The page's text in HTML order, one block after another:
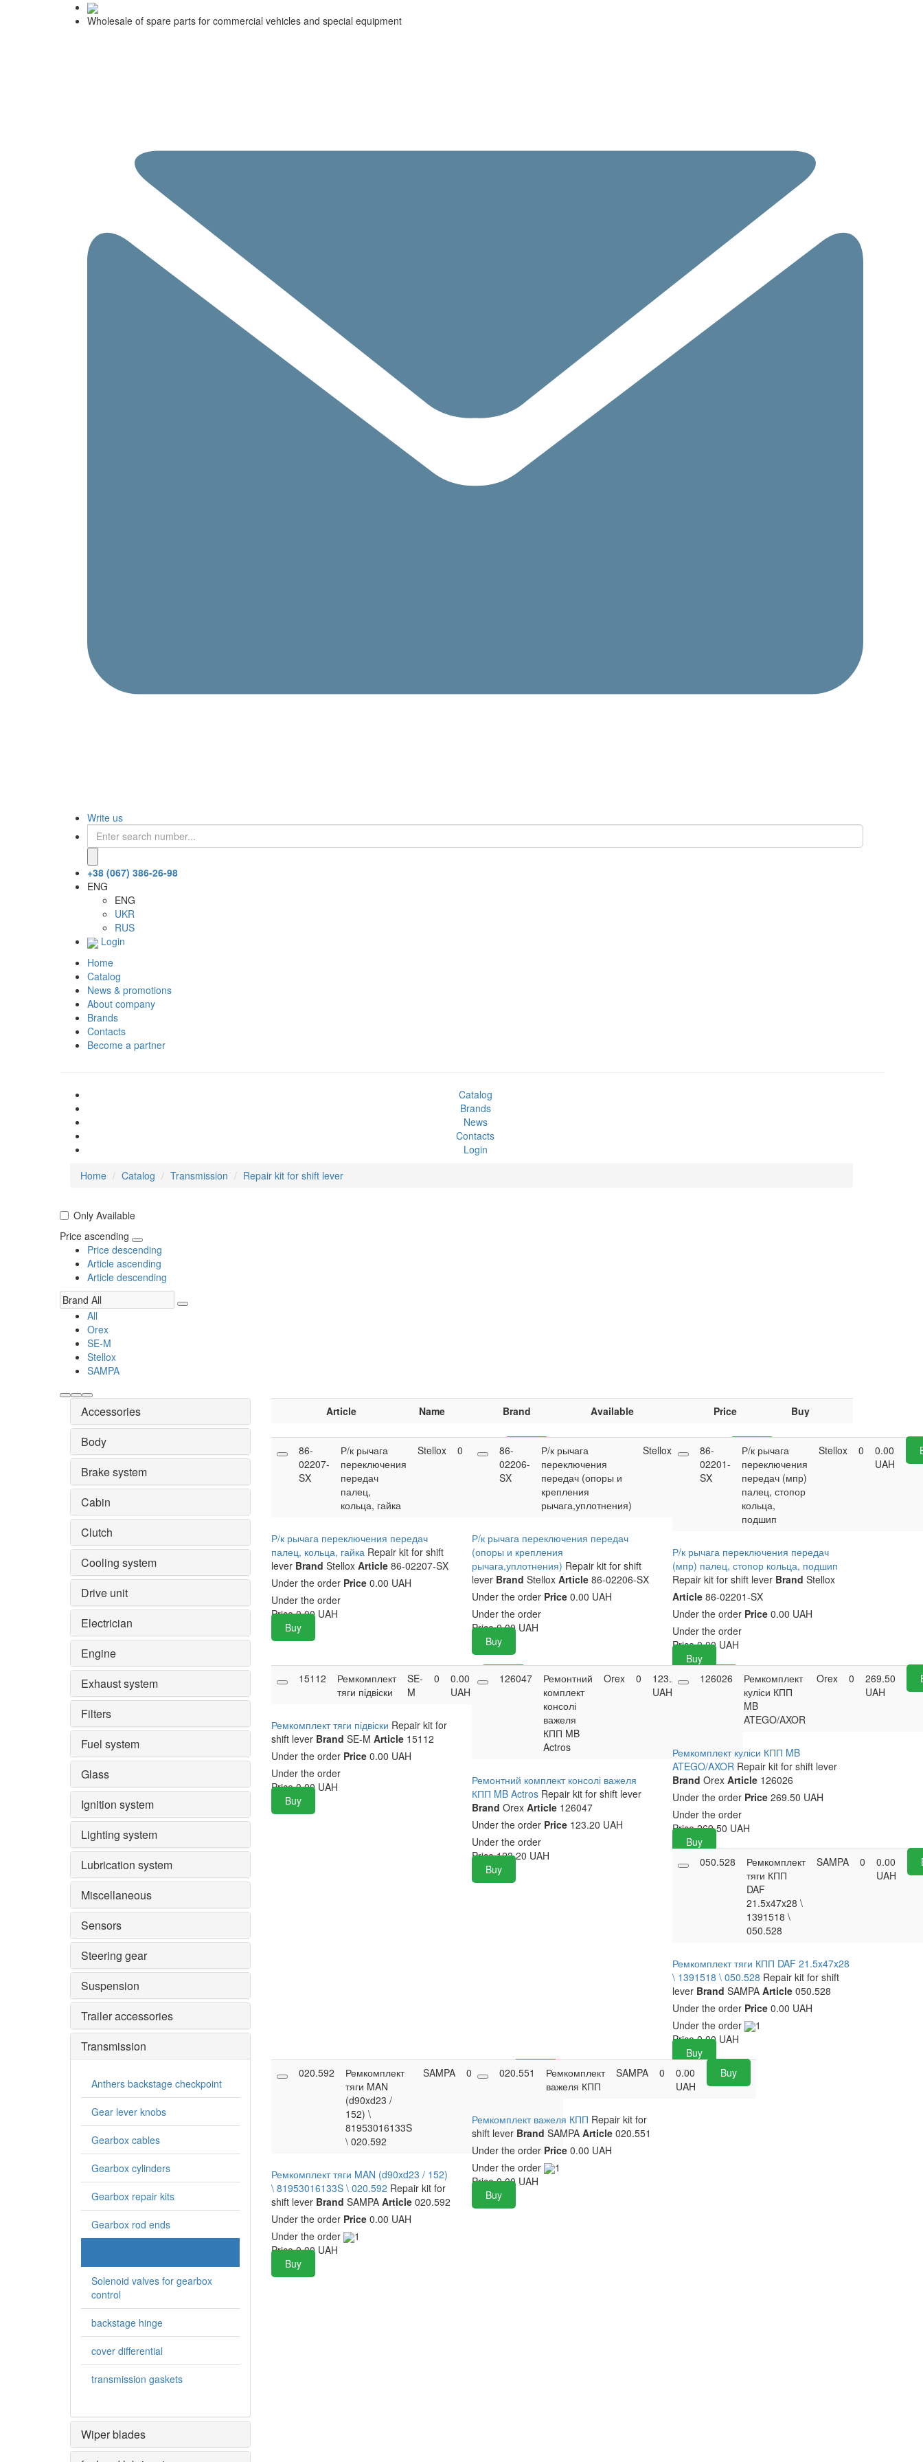
Wholesale of spare parts for commercial vehicles and special equipment
Write us
+38 (067) 386-26-98
ENG
ENG
UKR
RUS
Login
Home
Catalog
News & promotions
About company
Brands
Contacts
Become a partner
Catalog
Brands
News
Contacts
Login
Home
Catalog Transmission Repair kit for shift lever
Only Available
Price ascending
Price descending
Article ascending
Article descending
All
Orex
SE-M
Stellox
SAMPA
Accessories
Body
Brake system
Cabin
Clutch
Cooling system
Drive unit
Electrician
Engine
Exhaust system
Filters
Fuel system
Glass
Ignition system
Lighting system
Lubrication system
Miscellaneous
Sensors
Steering gear
Suspension
Trailer accessories
Transmission
Anthers backstage checkpoint
Gear lever knobs
Gearbox cables
Gearbox cylinders
Gearbox repair kits
Gearbox rod ends
Solenoid valves for gearbox
control
backstage hinge
cover differential
transmission gaskets
Wiper blades
Article Name Brand Available Price Buy
86-
02207-
SX
Р/к рычага
переключения
передач
палец,
кольца, гайка
Stellox 0
0.00
Р/к рычага переключения передач
палец, кольца, гайка Repair kit for shift
lever Brand Stellox Article86-02207-SX
Under the order Price0.00 UAH
Under the order
Price 0.00 UAH
Buy
86-
02206-
SX
Р/к рычага
переключения
передач (опоры и
крепления
рычага,уплотнения)
Stellox 0
0.00
UAH
Buy
Р/к рычага переключения передач
(опоры и крепления
рычага,уплотнения) Repair kit for shift
lever Brand Stellox Article86-02206-SX
Under the order Price0.00 UAH
Under the order
Price 0.00 UAH
Buy
86-
02201-
SX
Р/к рычага
переключения
передач (мпр)
палец, стопор
кольца,
подшип
Stellox 0
0.00
UAH
Р/к рычага переключения передач
(мпр) палец, стопор кольца, подшип
Repair kit for shift lever Brand Stellox
Article 86-02201-SX
Under the order Price 0.00 UAH
Under the order
Price 0.00 UAH
Buy
15112
Ремкомплект
тяги підвіски
SE-
M
0
0.00
UAH
Buy
Ремкомплект тяги підвіски Repair kit for
shift lever Brand SE-M Article15112
Under the order Price0.00 UAH
Under the order
Price 0.00 UAH
Buy
126047
Ремонтний
комплект
консолі
важеля
КПП MB
Actros
Orex 0
123.20
UAH
Buy
Ремонтний комплект консолі важеля
КПП MB Actros Repair kit for shift lever
Brand Orex Article126047
Under the order Price123.20 UAH
Under the order
Price 123.20 UAH
Buy
126026
Ремкомплект
куліси КПП
MB
ATEGO/AXOR
Orex 0
269.50
UAH
Ремкомплект куліси КПП MB
ATEGO/AXOR Repair kit for shift lever
Brand OrexArticle 126026
Under the order Price 269.50 UAH
Under the order
Price 269.50 UAH
Buy
050.528
Ремкомплект
тяги КПП
DAF
21.5x47x28 \
1391518 \
050.528
SAMPA 0
0.00
UAH
Ремкомплект тяги КПП DAF 21.5x47x28
\ 1391518 \ 050.528 Repair kit for shift
lever Brand SAMPAArticle 050.528
Under the order Price 0.00 UAH
Under the order
1
Price 0.00 UAH
Buy
020.592
Ремкомплект
тяги MAN
(d90xd23 /
152) \
81953016133S
\ 020.592
SAMPA 0
0.00
Buy
Ремкомплект тяги MAN (d90xd23 / 152)
\ 81953016133S \ 020.592 Repair kit for
shift lever Brand SAMPA Article020.592
Under the order Price0.00 UAH
Under the order
1
Price 0.00 UAH
Buy
020.551
Ремкомплект
важеля КПП
SAMPA 0
0.00
UAH
Buy
Ремкомплект важеля КПП Repair kit for
shift lever Brand SAMPA Article020.551
Under the order Price0.00 UAH
Under the order
1
Price 0.00 UAH
Buy